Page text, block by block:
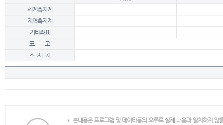
세계측지계
지역측지계
기타좌표
표 고
소 재 지
본내용은 프로그램 및 데이타등의 오류로 실제 내용과 일치하지